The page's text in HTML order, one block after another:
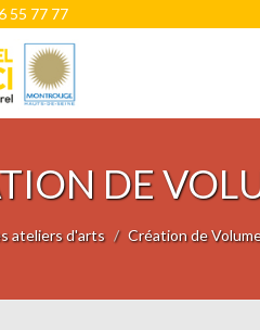
55 77 77
DE
ateliers d'arts Création de